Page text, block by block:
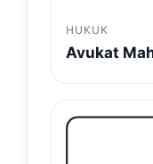
HUKUK
Avukat